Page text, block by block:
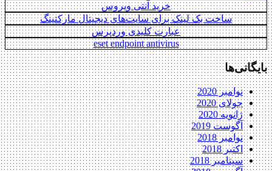
خرید آنتی ویروس
ساخت بک لینک برای سایت‌های دیجیتال مارکتینگ
عبارت کلیدی وردپرس
eset endpoint antivirus
بایگانی‌ها
نوامبر 2020
جولای 2020
ژانویه 2020
آگوست 2019
نوامبر 2018
اکتبر 2018
سپتامبر 2018